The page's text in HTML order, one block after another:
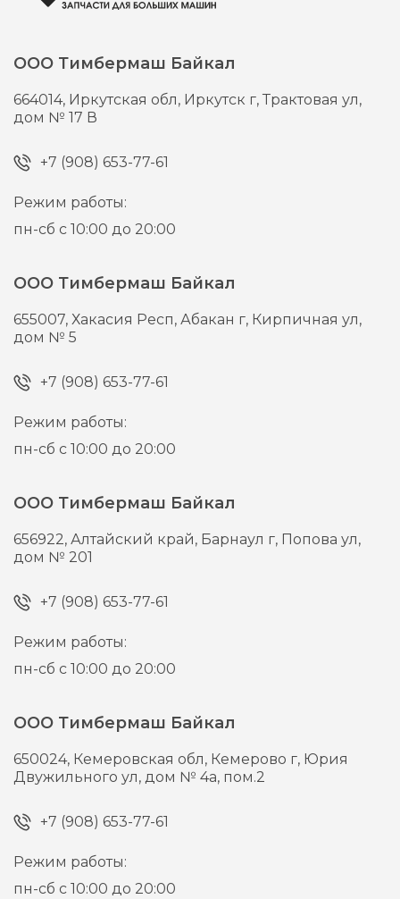
ООО Тимбермаш Байкал
664014, Иркутская обл, Иркутск г,Трактовая ул,
дом № 17 В
+7 (908) 653-77-61
Режим работы:
пн-сб с 10:00 до 20:00
ООО Тимбермаш Байкал
655007,Хакасия Респ, Абакан г, Кирпичная ул,
дом № 5
+7 (908) 653-77-61
Режим работы:
пн-сб с 10:00 до 20:00
ООО Тимбермаш Байкал
656922,Алтайский край, Барнаул г, Попова ул,
дом № 201
+7 (908) 653-77-61
Режим работы:
пн-сб с 10:00 до 20:00
ООО Тимбермаш Байкал
650024, Кемеровская обл, Кемерово г, Юрия
Двужильного ул, дом № 4а, пом.2
+7 (908) 653-77-61
Режим работы:
пн-сб с 10:00 до 20:00